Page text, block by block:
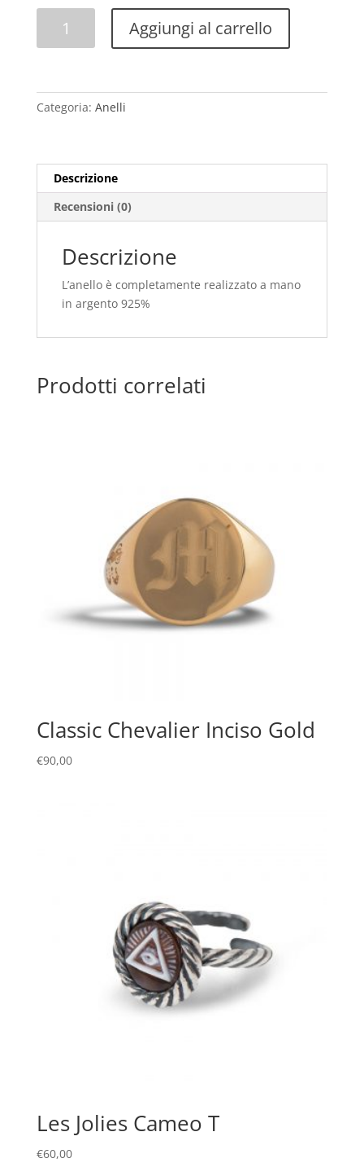
Cuoricino
quantità
Aggiungi al carrello
Categoria: Anelli
Descrizione
Recensioni (0)
Descrizione
L’anello è completamente realizzato a mano
in argento 925%
Prodotti correlati
Classic Chevalier Inciso Gold
€90,00
Les Jolies Cameo T
€60,00